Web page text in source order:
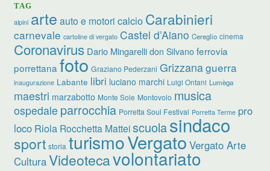
TAG
alpini arte auto e motori calcio Carabinieri
carnevale cartoline di vergato Castel d’Aiano Cereglio cinema
Coronavirus Dario Mingarelli don Silvano ferrovia
porrettana foto Graziano Pederzani Grizzanaguerra
inaugurazione Labante libri luciano marchi Luigi Ontani Lumèga
maestri marzabotto Monte Sole Montovolo musica
ospedale parrocchia Porretta Soul Festival Porretta Terme pro
loco Riola Rocchetta Matteiscuolasindaco
sport storia turismoVergato Vergato Arte
CulturaVideotecavolontariato